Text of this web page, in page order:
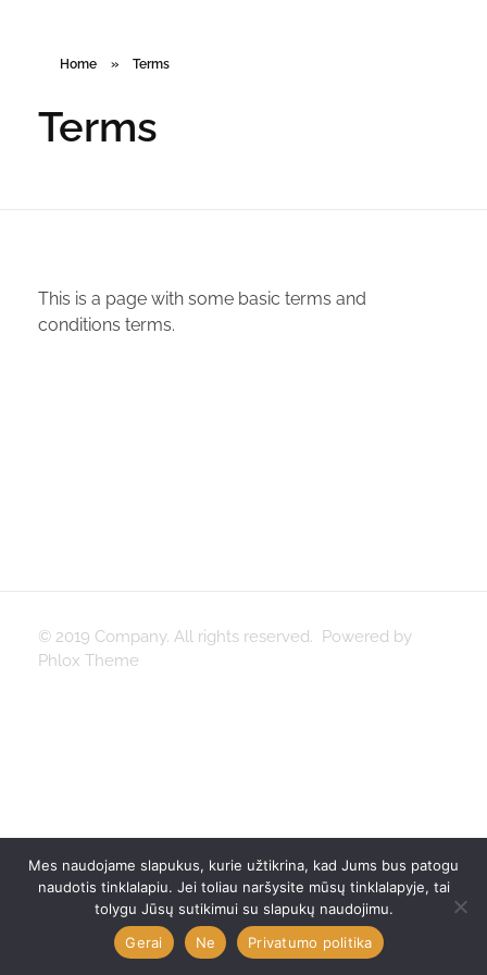
Home » Terms
Terms
This is a page with some basic terms and
conditions terms.
© 2019 Company. All rights reserved. Powered by
Phlox Theme
Mes naudojame slapukus, kurie užtikrina, kad Jums bus patogu
naudotis tinklalapiu. Jei toliau naršysite mūsų tinklalapyje, tai
tolygu Jūsų sutikimui su slapukų naudojimu.
Gerai
Ne Privatumo politika